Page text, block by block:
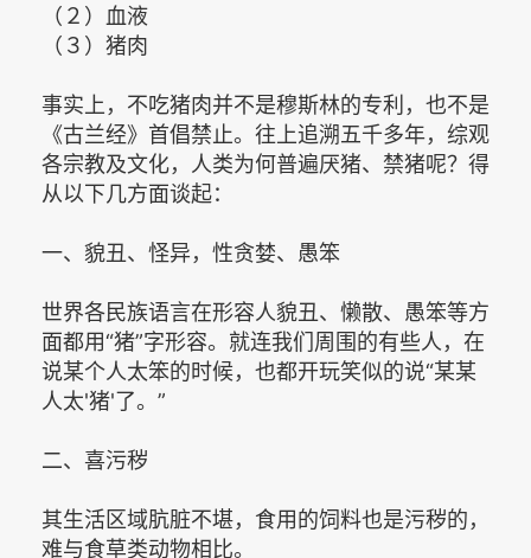
（２）血液
（３）猪肉
事实上，不吃猪肉并不是穆斯林的专利，也不是
《古兰经》首倡禁止。往上追溯五千多年，综观
各宗教及文化，人类为何普遍厌猪、禁猪呢？得
从以下几方面谈起：
一、貌丑、怪异，性贪婪、愚笨
世界各民族语言在形容人貌丑、懒散、愚笨等方
面都用“猪”字形容。就连我们周围的有些人，在
说某个人太笨的时候，也都开玩笑似的说“某某
人太'猪'了。”
二、喜污秽
其生活区域肮脏不堪，食用的饲料也是污秽的，
难与食草类动物相比。